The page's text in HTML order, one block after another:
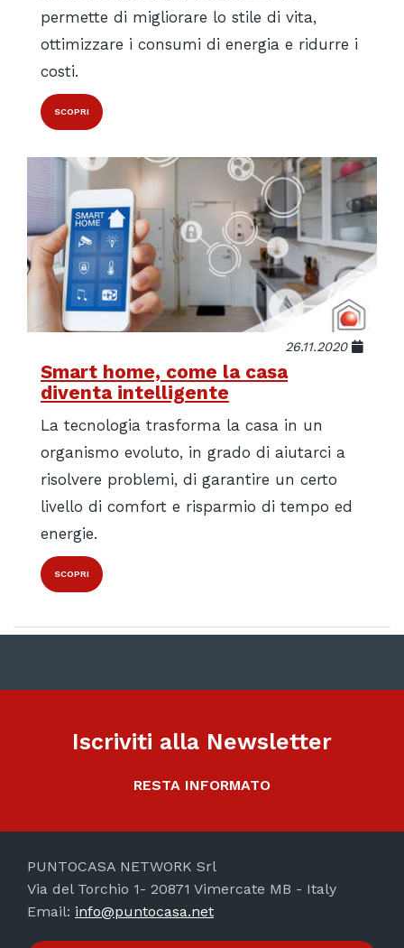
permette di migliorare lo stile di vita,
ottimizzare i consumi di energia e ridurre i
costi.
SCOPRI
26.11.2020
Smart home, come la casa
diventa intelligente
La tecnologia trasforma la casa in un
organismo evoluto, in grado di aiutarci a
risolvere problemi, di garantire un certo
livello di comfort e risparmio di tempo ed
energie.
SCOPRI
Iscriviti alla Newsletter
RESTA INFORMATO
PUNTOCASA NETWORK Srl
Via del Torchio 1- 20871 Vimercate MB - Italy
Email: info@puntocasa.net